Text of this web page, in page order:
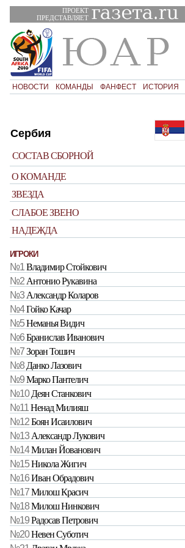
ПРОЕКТ
ПРЕДСТАВЛЯЕТ
НОВОСТИ КОМАНДЫ ФАНФЕСТ ИСТОРИЯ
Сербия
СОСТАВ СБОРНОЙ
О КОМАНДЕ
ЗВЕЗДА
СЛАБОЕ ЗВЕНО
НАДЕЖДА
ИГРОКИ
№1Владимир Стойкович
№2 Антонио Рукавина
№3 Александр Коларов
№4Гойко Качар
№5Неманья Видич
№6Бранислав Иванович
№7Зоран Тошич
№8 Данко Лазович
№9Марко Пантелич
№10 Деян Станкович
№11Ненад Милияш
№12Боян Исаилович
№13 Александр Лукович
№14Милан Йованович
№15Никола Жигич
№16Иван Обрадович
№17Милош Красич
№18Милош Нинкович
№19Радосав Петрович
№20Невен Суботич